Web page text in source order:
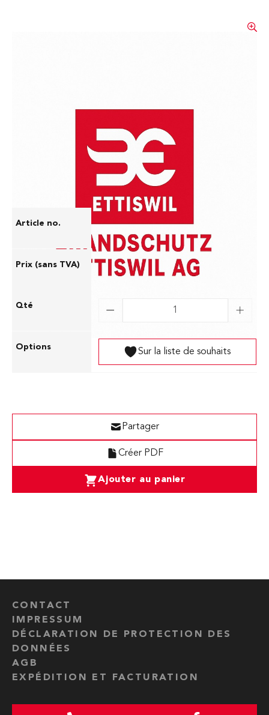
FIRE-FIGHTER NOVA
143,00 CHF
Sur la liste de souhaits
Ajouter au panier
Créer PDF
Partager
CONTACT
IMPRESSUM
DÉCLARATION DE PROTECTION DES
DONNÉES
AGB
EXPÉDITION ET FACTURATION